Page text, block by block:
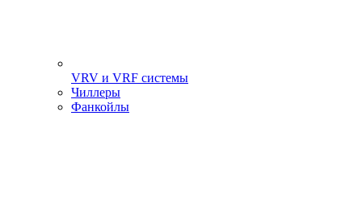
VRV и VRF системы
Чиллеры
Фанкойлы